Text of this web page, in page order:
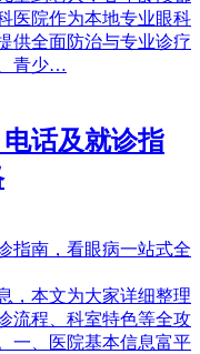
医院作为本地专业眼科
供全面防治与专业诊疗
青少…
话及就诊指
，本文为大家详细整理
流程、科室特色等全攻
一、医院基本信息富平